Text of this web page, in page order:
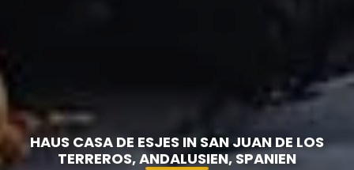
HAUS CASA DE ESJES IN SAN JUAN DE LOS
TERREROS, ANDALUSIEN, SPANIEN